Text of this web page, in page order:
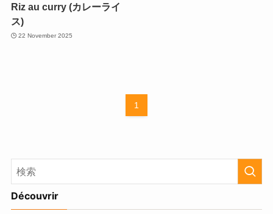
Riz au curry (カレーライ
ス)
22 November 2025
1
Découvrir